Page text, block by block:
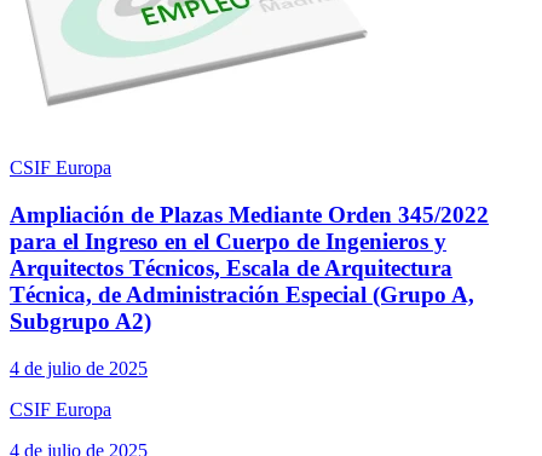
CSIF Europa
Ampliación de Plazas Mediante Orden 345/2022
para el Ingreso en el Cuerpo de Ingenieros y
Arquitectos Técnicos, Escala de Arquitectura
Técnica, de Administración Especial (Grupo A,
Subgrupo A2)
4 de julio de 2025
CSIF Europa
4 de julio de 2025